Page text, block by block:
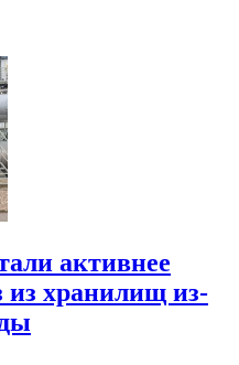
активнее
из хранилищ из-